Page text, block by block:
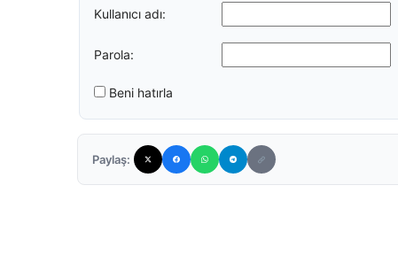
Kullanıcı adı:
Parola:
Beni hatırla
Paylaş: